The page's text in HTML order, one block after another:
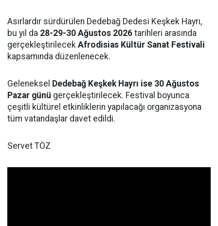
Asırlardır sürdürülen Dedebağ Dedesi Keşkek Hayrı,
bu yıl da 28-29-30 Ağustos 2026 tarihleri arasında
gerçekleştirilecek Afrodisias Kültür Sanat Festivali
kapsamında düzenlenecek.
Geleneksel Dedebağ Keşkek Hayrı ise 30 Ağustos
Pazar günü gerçekleştirilecek. Festival boyunca
çeşitli kültürel etkinliklerin yapılacağı organizasyona
tüm vatandaşlar davet edildi.
Servet TÖZ